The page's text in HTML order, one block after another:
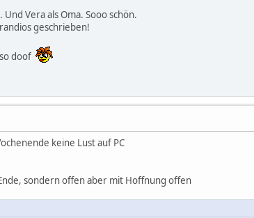
Vera als Oma. Sooo schön.
geschrieben!
doof
keine Lust auf PC
sondern offen aber mit Hoffnung offen